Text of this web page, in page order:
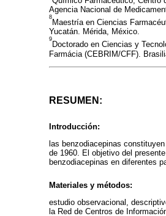
Agencia Nacional de
8
Maestría en Ciencias
Yucatán. Mérida, México.
9
Doctorado en Ciencias y
Farmácia (CEBRIM/CFF).
RESUMEN:
Introducción:
las benzodiacepinas
de 1960. El objetivo del
benzodiacepinas en diferentes
Materiales y métodos:
estudio observacional,
la Red de Centros de